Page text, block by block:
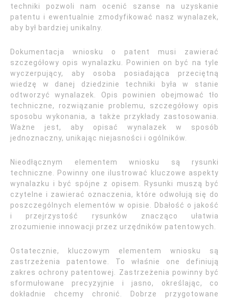
techniki pozwoli nam ocenić szanse na uzyskanie
patentu i ewentualnie zmodyfikować nasz wynalazek,
aby był bardziej unikalny.
Dokumentacja wniosku o patent musi zawierać
szczegółowy opis wynalazku. Powinien on być na tyle
wyczerpujący, aby osoba posiadająca przeciętną
wiedzę w danej dziedzinie techniki była w stanie
odtworzyć wynalazek. Opis powinien obejmować tło
techniczne, rozwiązanie problemu, szczegółowy opis
sposobu wykonania, a także przykłady zastosowania.
Ważne jest, aby opisać wynalazek w sposób
jednoznaczny, unikając niejasności i ogólników.
Nieodłącznym elementem wniosku są rysunki
techniczne. Powinny one ilustrować kluczowe aspekty
wynalazku i być spójne z opisem. Rysunki muszą być
czytelne i zawierać oznaczenia, które odwołują się do
poszczególnych elementów w opisie. Dbałość o jakość
i przejrzystość rysunków znacząco ułatwia
zrozumienie innowacji przez urzędników patentowych.
Ostatecznie, kluczowym elementem wniosku są
zastrzeżenia patentowe. To właśnie one definiują
zakres ochrony patentowej. Zastrzeżenia powinny być
sformułowane precyzyjnie i jasno, określając, co
dokładnie chcemy chronić. Dobrze przygotowane